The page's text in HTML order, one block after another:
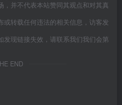
并不代表本站赞同其观点和对其真
或转载任何违法的相关信息，访客发
发现链接失效，请联系我们我们会第
END